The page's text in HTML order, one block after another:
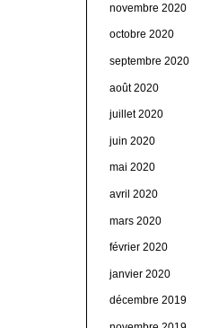
novembre 2020
octobre 2020
septembre 2020
août 2020
juillet 2020
juin 2020
mai 2020
avril 2020
mars 2020
février 2020
janvier 2020
décembre 2019